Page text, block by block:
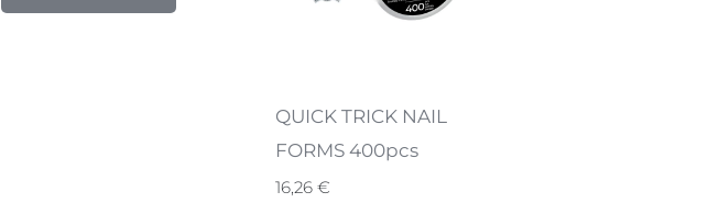
QUICK TRICK NAIL
FORMS 400pcs
16,26 €